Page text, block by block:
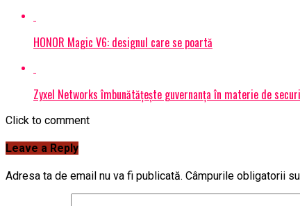
HONOR Magic V6: designul care se poartă
Zyxel Networks îmbunătățește guvernanța în materie de
Click to comment
Leave a Reply
Adresa ta de email nu va fi publicată. Câmpurile obligatorii